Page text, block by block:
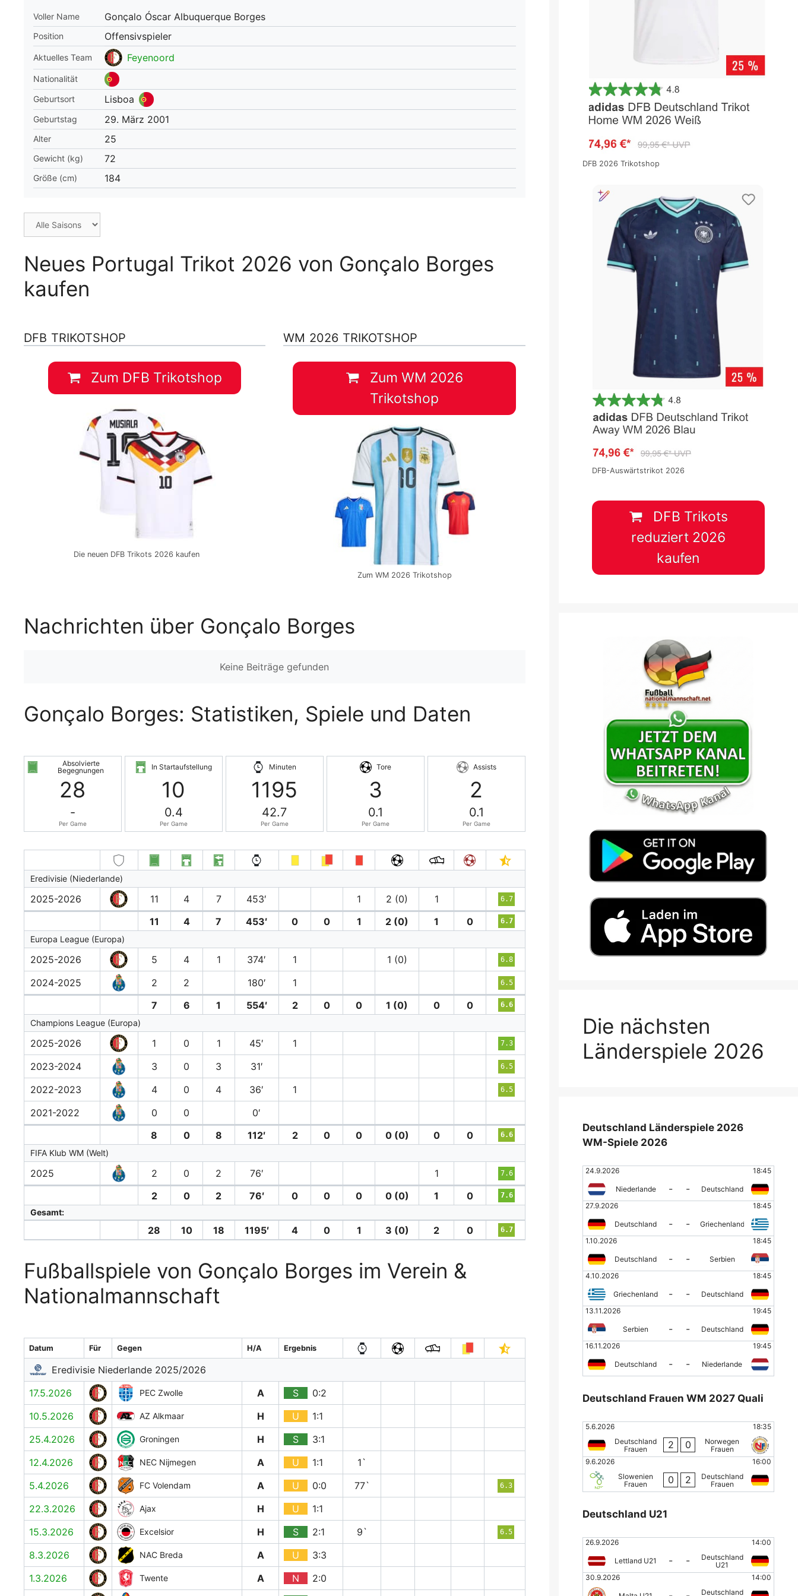
WM 2026 Spielplan Excel – kostenlos
downloaden & automatisch ausfüllen
Voller Name Gonçalo Óscar Albuquerque Borges
Position Offensivspieler
Aktuelles Team Feyenoord
Nationalität
Geburtsort
Lisboa
Geburtstag 29. März 2001
Alter 25
Gewicht (kg) 72
Größe (cm) 184
Neues Portugal Trikot 2026 von Gonçalo Borges
kaufen
DFB TRIKOTSHOP
Zum DFB Trikotshop
Die neuen DFB Trikots 2026 kaufen
WM 2026 TRIKOTSHOP
Zum WM 2026
Trikotshop
Zum WM 2026 Trikotshop
Nachrichten über Gonçalo Borges
Keine Beiträge gefunden
Gonçalo Borges: Statistiken, Spiele und Daten
Absolvierte
Begegnungen
28
-
Per Game
In Startaufstellung
10
0.4
Per Game
Minuten
1195
42.7
Per Game
Tore
3
0.1
Per Game
Assists
2
0.1
Per Game
Eredivisie (Niederlande)
2025-2026 11 4 7 453′ 1 2 (0) 1 6.7
11 4 7 453′ 0 0 1 2 (0) 1 0 6.7
Europa League (Europa)
2025-2026 5 4 1 374′ 1 1 (0) 6.8
2024-2025 2 2 180′ 1 6.5
7 6 1 554′ 2 0 0 1 (0) 0 0 6.6
Champions League (Europa)
2025-2026 1 0 1 45′ 1 7.3
2023-2024 3 0 3 31′ 6.5
2022-2023 4 0 4 36′ 1 6.5
2021-2022 0 0
0′
8
0 8 112′ 2 0 0 0 (0) 0 0 6.6
FIFA Klub WM (Welt)
2025 2 0 2 76′ 1 7.6
2 0 2 76′ 0 0 0 0 (0) 1 0 7.6
Gesamt:
28 10 18 1195′ 4 0 1 3 (0) 2 0 6.7
Fußballspiele von Gonçalo Borges im Verein &
Nationalmannschaft
Datum Für Gegen H/A Ergebnis
Eredivisie Niederlande 2025/2026
17.5.2026
PEC Zwolle A S
0:2
10.5.2026
AZ Alkmaar H U
1:1
25.4.2026
Groningen H S
3:1
12.4.2026
NEC Nijmegen A U 1:1
1`
5.4.2026
FC Volendam A U 0:0 77` 6.3
22.3.2026 Ajax H U
1:1
15.3.2026
Excelsior H S 2:1 9` 6.5
8.3.2026 NAC Breda A U
3:3
1.3.2026
Twente A N
2:0
DFB 2026 Trikotshop
DFB-Auswärtstrikot 2026
DFB Trikots
reduziert 2026
kaufen
Die nächsten
Länderspiele 2026
Deutschland Länderspiele 2026
WM-Spiele 2026
24.9.2026 18:45
Niederlande - -
Deutschland
27.9.2026
18:45
Deutschland - -
Griechenland
1.10.2026
18:45
Deutschland - -
Serbien
4.10.2026
18:45
Griechenland - -
Deutschland
13.11.2026
19:45
Serbien - -
Deutschland
16.11.2026
19:45
Deutschland - - Niederlande
Deutschland Frauen WM 2027 Quali
5.6.2026
18:35
Deutschland
Frauen
2 0
Norwegen
Frauen
9.6.2026
16:00
Slowenien
Frauen
0 2
Deutschland
Frauen
Deutschland U21
26.9.2026 14:00
Lettland U21 - -
Deutschland
U21
30.9.2026
14:00
Deutschland